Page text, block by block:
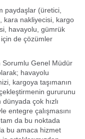
paydaşlar (üretici,
kara nakliyecisi, kargo
havayolu, gümrük
için de çözümler
Sorumlu Genel Müdür
havayolu
kargoya taşımanın
gururunu
çok hızlı
entegre çalışmasını
da bu noktada
bu amaca hizmet